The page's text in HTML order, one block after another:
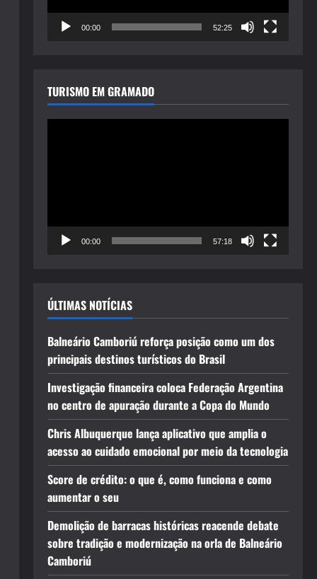
00:00 52:25
TURISMO EM GRAMADO
00:00 57:18
ÚLTIMAS NOTÍCIAS
Balneário Camboriú reforça posição como um dos
principais destinos turísticos do Brasil
Investigação financeira coloca Federação Argentina
no centro de apuração durante a Copa do Mundo
Chris Albuquerque lança aplicativo que amplia o
acesso ao cuidado emocional por meio da tecnologia
Score de crédito: o que é, como funciona e como
aumentar o seu
Demolição de barracas históricas reacende debate
sobre tradição e modernização na orla de Balneário
Camboriú